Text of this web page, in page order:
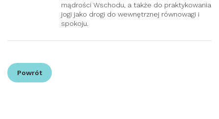
mądrości Wschodu, a także do praktykowania
jogi jako drogi do wewnętrznej równowagi i
spokoju.
Powrót